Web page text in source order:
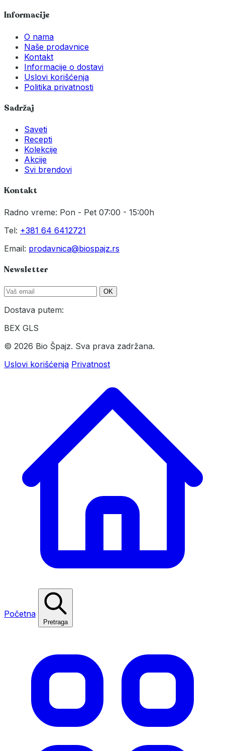
Informacije
O nama
Naše prodavnice
Kontakt
Informacije o dostavi
Uslovi korišćenja
Politika privatnosti
Sadržaj
Saveti
Recepti
Kolekcije
Akcije
Svi brendovi
Kontakt
Radno vreme: Pon - Pet 07:00 - 15:00h
Tel: +381 64 6412721
Email: prodavnica@biospajz.rs
Newsletter
OK
Dostava putem:
BEX GLS
© 2026 Bio Špajz. Sva prava zadržana.
Uslovi korišćenja Privatnost
Početna
Pretraga